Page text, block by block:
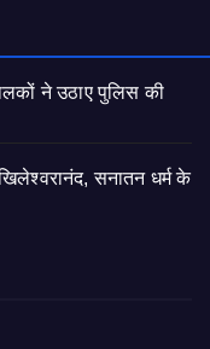
ने उठाए पुलिस की
सनातन धर्म के